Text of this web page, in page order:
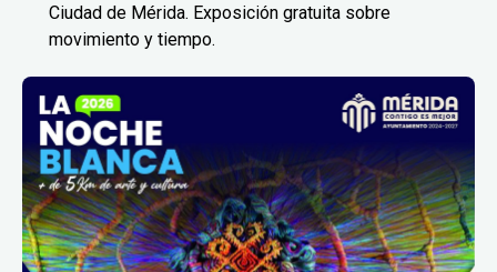
Ciudad de Mérida. Exposición gratuita sobre
movimiento y tiempo.